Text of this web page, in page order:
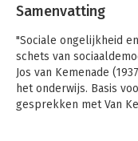
Samenvatting
"Sociale ongelijkheid
schets van
Jos van Kemenade
het onderwijs. Basis
gesprekken met Van